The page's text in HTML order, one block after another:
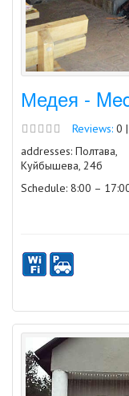
Медея -
Reviews: 0
addresses: Полтава,
Куйбышева, 24б
Schedule: 8:00 –